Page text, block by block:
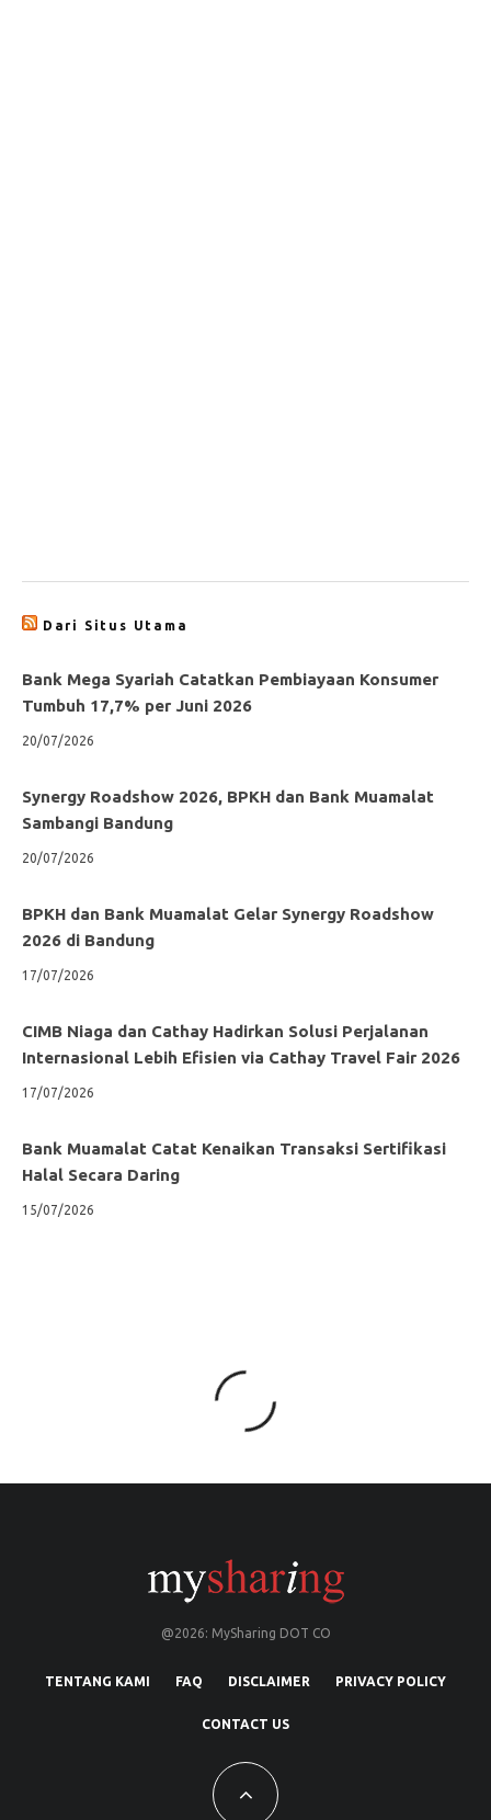
Dari Situs Utama
Bank Mega Syariah Catatkan Pembiayaan Konsumer
Tumbuh 17,7% per Juni 2026
20/07/2026
Synergy Roadshow 2026, BPKH dan Bank Muamalat
Sambangi Bandung
20/07/2026
BPKH dan Bank Muamalat Gelar Synergy Roadshow
2026 di Bandung
17/07/2026
CIMB Niaga dan Cathay Hadirkan Solusi Perjalanan
Internasional Lebih Efisien via Cathay Travel Fair 2026
17/07/2026
Bank Muamalat Catat Kenaikan Transaksi Sertifikasi
Halal Secara Daring
15/07/2026
@2026: MySharing DOT CO
TENTANG KAMI FAQ DISCLAIMER PRIVACY POLICY
CONTACT US